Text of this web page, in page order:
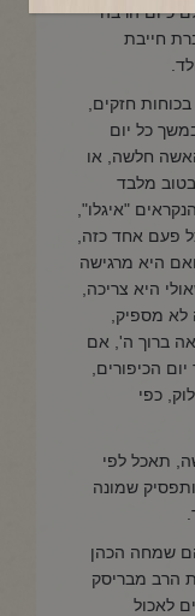
כיום הרבה
חייבת
חזקים,
כל יום
חלשה, או
מלבד
"איגלו",
פעם אחד כזה,
היא מרגישה
היא צריכה,
מספיק,
ברוך ה', אם
הכיפורים,
כפי
תאכל לפי
שמונה
שמחה הכהן
הרב מבריסק
לאכול